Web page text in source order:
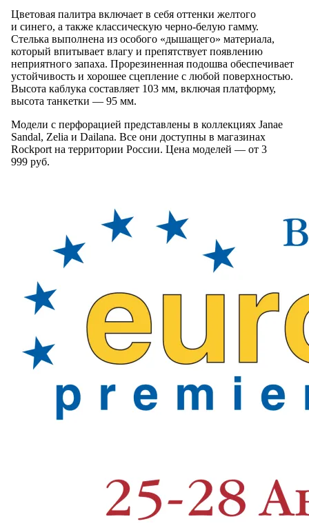
Цветовая палитра включает в себя оттенки желтого
и синего, а также классическую черно-белую гамму.
Стелька выполнена из особого «дышащего» материала,
который впитывает влагу и препятствует появлению
неприятного запаха. Прорезиненная подошва обеспечивает
устойчивость и хорошее сцепление с любой поверхностью.
Высота каблука составляет 103 мм, включая платформу,
высота танкетки — 95 мм.
Модели с перфорацией представлены в коллекциях Janae
Sandal, Zelia и Dailana. Все они доступны в магазинах
Rockport на территории России. Цена моделей — от 3
999 руб.